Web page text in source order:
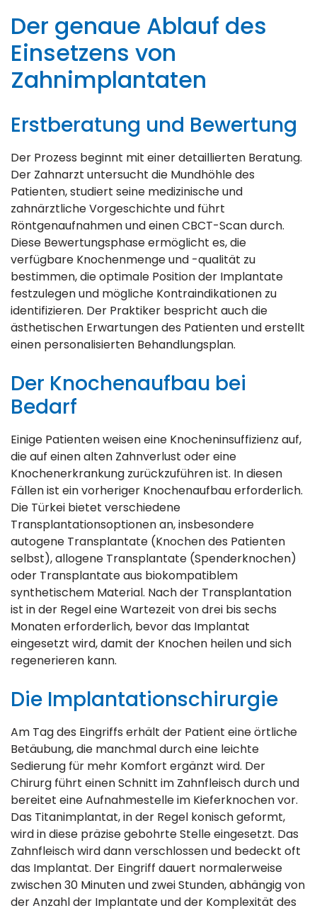
Der genaue Ablauf des
Einsetzens von
Zahnimplantaten
Erstberatung und Bewertung
Der Prozess beginnt mit einer detaillierten Beratung.
Der Zahnarzt untersucht die Mundhöhle des
Patienten, studiert seine medizinische und
zahnärztliche Vorgeschichte und führt
Röntgenaufnahmen und einen CBCT-Scan durch.
Diese Bewertungsphase ermöglicht es, die
verfügbare Knochenmenge und -qualität zu
bestimmen, die optimale Position der Implantate
festzulegen und mögliche Kontraindikationen zu
identifizieren. Der Praktiker bespricht auch die
ästhetischen Erwartungen des Patienten und erstellt
einen personalisierten Behandlungsplan.
Der Knochenaufbau bei
Bedarf
Einige Patienten weisen eine Knocheninsuffizienz auf,
die auf einen alten Zahnverlust oder eine
Knochenerkrankung zurückzuführen ist. In diesen
Fällen ist ein vorheriger Knochenaufbau erforderlich.
Die Türkei bietet verschiedene
Transplantationsoptionen an, insbesondere
autogene Transplantate (Knochen des Patienten
selbst), allogene Transplantate (Spenderknochen)
oder Transplantate aus biokompatiblem
synthetischem Material. Nach der Transplantation
ist in der Regel eine Wartezeit von drei bis sechs
Monaten erforderlich, bevor das Implantat
eingesetzt wird, damit der Knochen heilen und sich
regenerieren kann.
Die Implantationschirurgie
Am Tag des Eingriffs erhält der Patient eine örtliche
Betäubung, die manchmal durch eine leichte
Sedierung für mehr Komfort ergänzt wird. Der
Chirurg führt einen Schnitt im Zahnfleisch durch und
bereitet eine Aufnahmestelle im Kieferknochen vor.
Das Titanimplantat, in der Regel konisch geformt,
wird in diese präzise gebohrte Stelle eingesetzt. Das
Zahnfleisch wird dann verschlossen und bedeckt oft
das Implantat. Der Eingriff dauert normalerweise
zwischen 30 Minuten und zwei Stunden, abhängig von
der Anzahl der Implantate und der Komplexität des